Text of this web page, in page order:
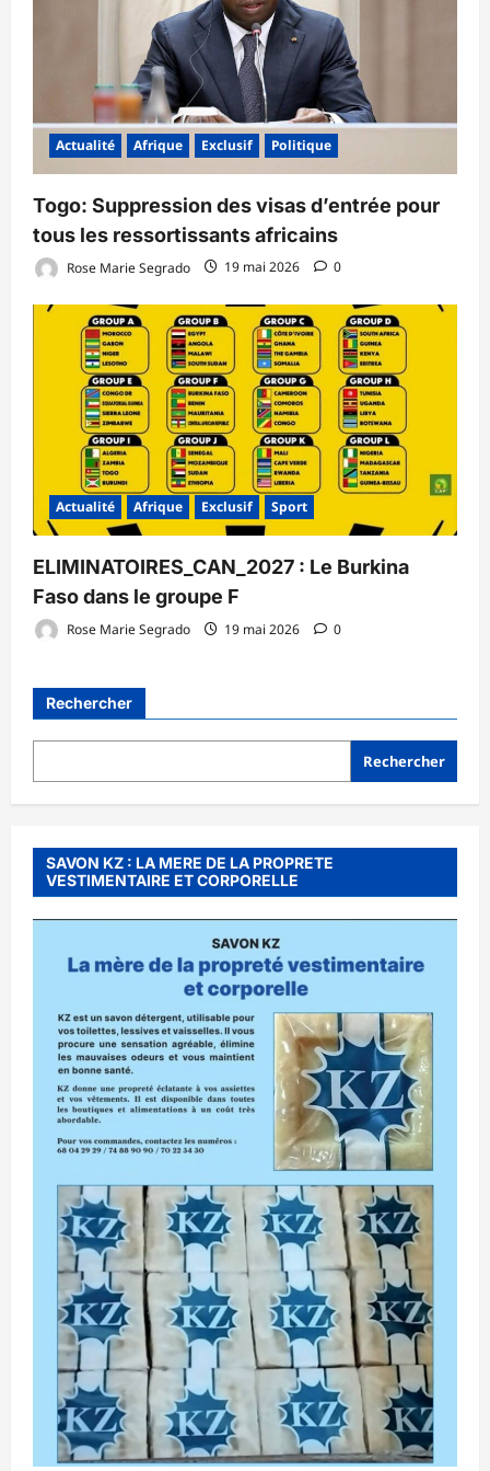
Actualité Afrique Exclusif Politique
Togo: Suppression des visas d’entrée pour
tous les ressortissants africains
Rose Marie Segrado 19 mai 2026 0
Actualité Afrique Exclusif Sport
ELIMINATOIRES_CAN_2027 : Le Burkina
Faso dans le groupe F
Rose Marie Segrado 19 mai 2026 0
Rechercher
Rechercher
SAVON KZ : LA MERE DE LA PROPRETE
VESTIMENTAIRE ET CORPORELLE